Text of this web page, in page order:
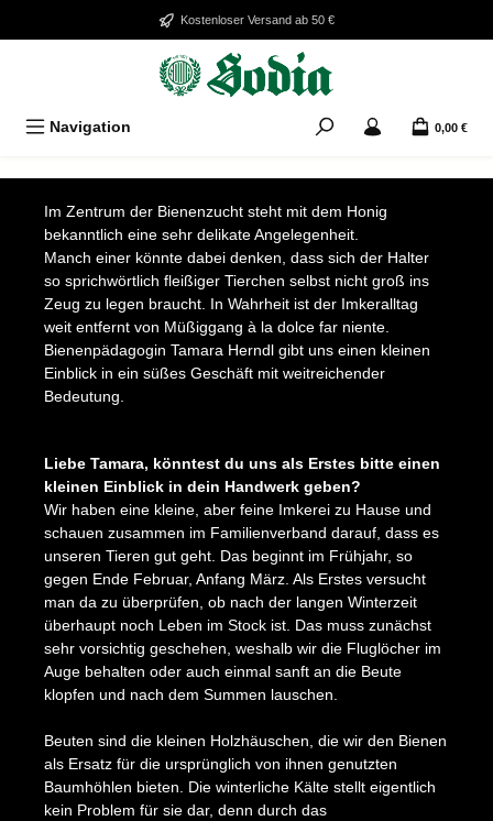
Zum Hauptinhalt springenKostenloser Versand ab 50 €
Navigation 0,00 €
Im Zentrum der Bienenzucht steht mit dem Honig
bekanntlich eine sehr delikate Angelegenheit.
Manch einer könnte dabei denken, dass sich der Halter
so sprichwörtlich fleißiger Tierchen selbst nicht groß ins
Zeug zu legen braucht. In Wahrheit ist der Imkeralltag
weit entfernt von Müßiggang à la dolce far niente.
Bienenpädagogin Tamara Herndl gibt uns einen kleinen
Einblick in ein süßes Geschäft mit weitreichender
Bedeutung.
Liebe Tamara, könntest du uns als Erstes bitte einen
kleinen Einblick in dein Handwerk geben?
Wir haben eine kleine, aber feine Imkerei zu Hause und
schauen zusammen im Familienverband darauf, dass es
unseren Tieren gut geht. Das beginnt im Frühjahr, so
gegen Ende Februar, Anfang März. Als Erstes versucht
man da zu überprüfen, ob nach der langen Winterzeit
überhaupt noch Leben im Stock ist. Das muss zunächst
sehr vorsichtig geschehen, weshalb wir die Fluglöcher im
Auge behalten oder auch einmal sanft an die Beute
klopfen und nach dem Summen lauschen.
Beuten sind die kleinen Holzhäuschen, die wir den Bienen
als Ersatz für die ursprünglich von ihnen genutzten
Baumhöhlen bieten. Die winterliche Kälte stellt eigentlich
kein Problem für sie dar, denn durch das